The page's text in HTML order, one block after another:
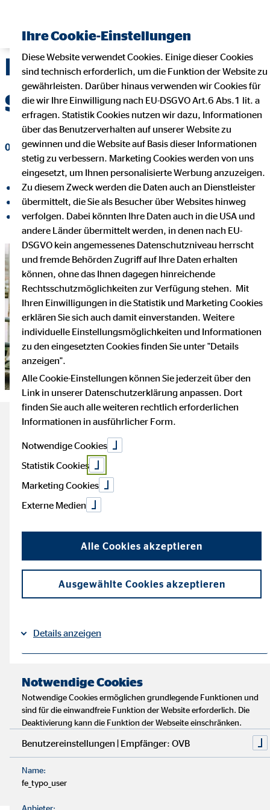
Die Hochzeitsplanung:
So spart ihr Geld
01. August 2023 |OVB Vermögensberatung AG
auf Facebook teilen
auf LinkedIn teilen
auf Xing teilen
Das Wichtigste zum Thema
Hochzeitsplanung
Lesezeit: ca. 5 Minuten
Durchschnitt geben europäische Brautpaare 5.000 Euro
aus. Besonders die Location, das Catering und die
Outfits belasten das Budget.
Jede Hochzeit hat versteckte Kosten, die ihr bei der
Mit einem Haushaltsbuch könnt ihr euren Etat besser
planen und gezielt Geld beiseitelegen.
Ein paar einfache Tricks und Tipps reichen, um bei eurer
Hochzeitsplanung Geld zu sparen.
Ihre Cookie-Einstellungen
Diese Website verwendet Cookies. Einige dieser Cookies
sind technisch erforderlich, um die Funktion der Website zu
gewährleisten. Darüber hinaus verwenden wir Cookies für
die wir Ihre Einwilligung nach EU-DSGVO Art.6 Abs.1 lit. a
erfragen. Statistik Cookies nutzen wir dazu, Informationen
über das Benutzerverhalten auf unserer Website zu
gewinnen und die Website auf Basis dieser Informationen
stetig zu verbessern. Marketing Cookies werden von uns
eingesetzt, um Ihnen personalisierte Werbung anzuzeigen.
Zu diesem Zweck werden die Daten auch an Dienstleister
übermittelt, die Sie als Besucher über Websites hinweg
verfolgen. Dabei könnten Ihre Daten auch in die USA und
andere Länder übermittelt werden, in denen nach EU-
DSGVO kein angemessenes Datenschutzniveau herrscht
und fremde Behörden Zugriff auf Ihre Daten erhalten
können, ohne das Ihnen dagegen hinreichende
Rechtsschutzmöglichkeiten zur Verfügung stehen. Mit
Ihren Einwilligungen in die Statistik und Marketing Cookies
erklären Sie sich auch damit einverstanden. Weitere
individuelle Einstellungsmöglichkeiten und Informationen
zu den eingesetzten Cookies finden Sie unter "Details
anzeigen".
Alle Cookie-Einstellungen können Sie jederzeit über den
Link in unserer Datenschutzerklärung anpassen. Dort
finden Sie auch alle weiteren rechtlich erforderlichen
Informationen in ausführlicher Form.
Notwendige Cookies
Statistik Cookies
Marketing Cookies
Externe Medien
Alle Cookies akzeptieren
Ausgewählte Cookies akzeptieren
Details anzeigen
Notwendige Cookies
Notwendige Cookies ermöglichen grundlegende Funktionen und
sind für die einwandfreie Funktion der Website erforderlich. Die
Deaktivierung kann die Funktion der Webseite einschränken.
Benutzereinstellungen | Empfänger: OVB
Name:
fe_typo_user
Anbieter: